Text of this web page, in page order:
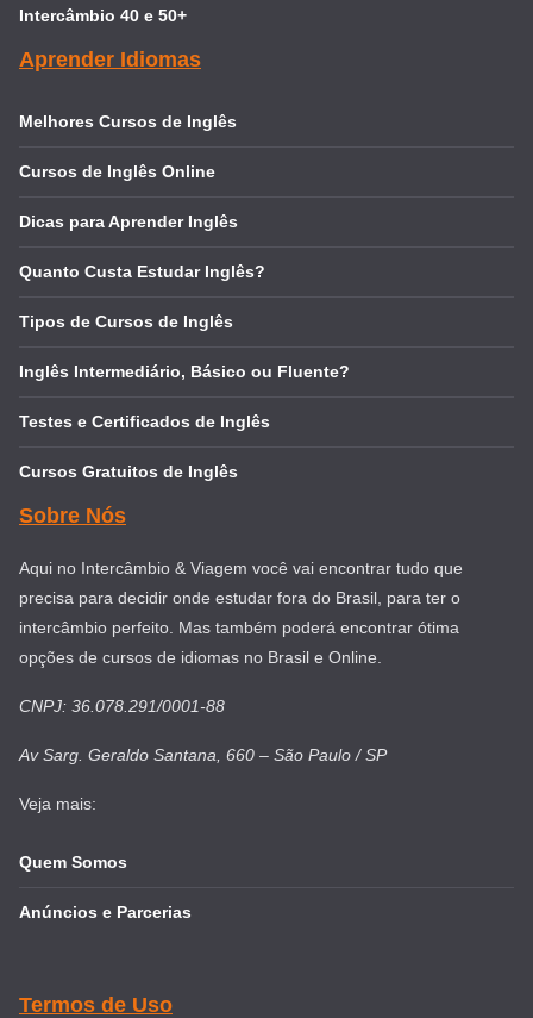
Intercâmbio 40 e 50+
Aprender Idiomas
Melhores Cursos de Inglês
Cursos de Inglês Online
Dicas para Aprender Inglês
Quanto Custa Estudar Inglês?
Tipos de Cursos de Inglês
Inglês Intermediário, Básico ou Fluente?
Testes e Certificados de Inglês
Cursos Gratuitos de Inglês
Sobre Nós
Aqui no Intercâmbio & Viagem você vai encontrar tudo que
precisa para decidir onde estudar fora do Brasil, para ter o
intercâmbio perfeito. Mas também poderá encontrar ótima
opções de cursos de idiomas no Brasil e Online.
CNPJ: 36.078.291/0001-88
Av Sarg. Geraldo Santana, 660 – São Paulo / SP
Veja mais:
Quem Somos
Anúncios e Parcerias
Termos de Uso